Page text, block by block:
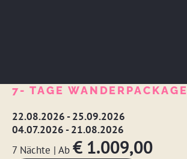
7- TAGE WANDERPACKAGE
22.08.2026 - 25.09.2026
04.07.2026 - 21.08.2026
7 Nächte | Ab € 1.009,00